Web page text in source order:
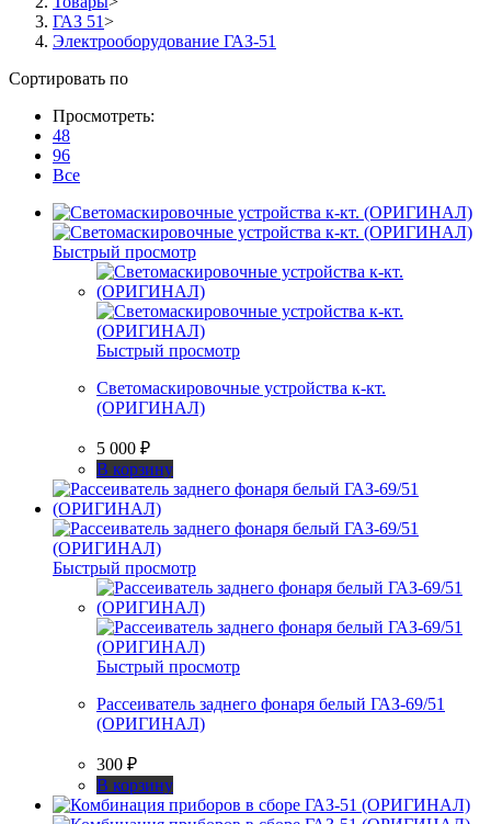
ГАЗ 51>
Электрооборудование ГАЗ-51
Сортировать по
Просмотреть:
48
96
Все
Быстрый просмотр
Быстрый просмотр
Светомаскировочные устройства к-кт.
(ОРИГИНАЛ)
5 000 ₽
В корзину
Быстрый просмотр
Быстрый просмотр
Рассеиватель заднего фонаря белый ГАЗ-69/51
(ОРИГИНАЛ)
300 ₽
В корзину